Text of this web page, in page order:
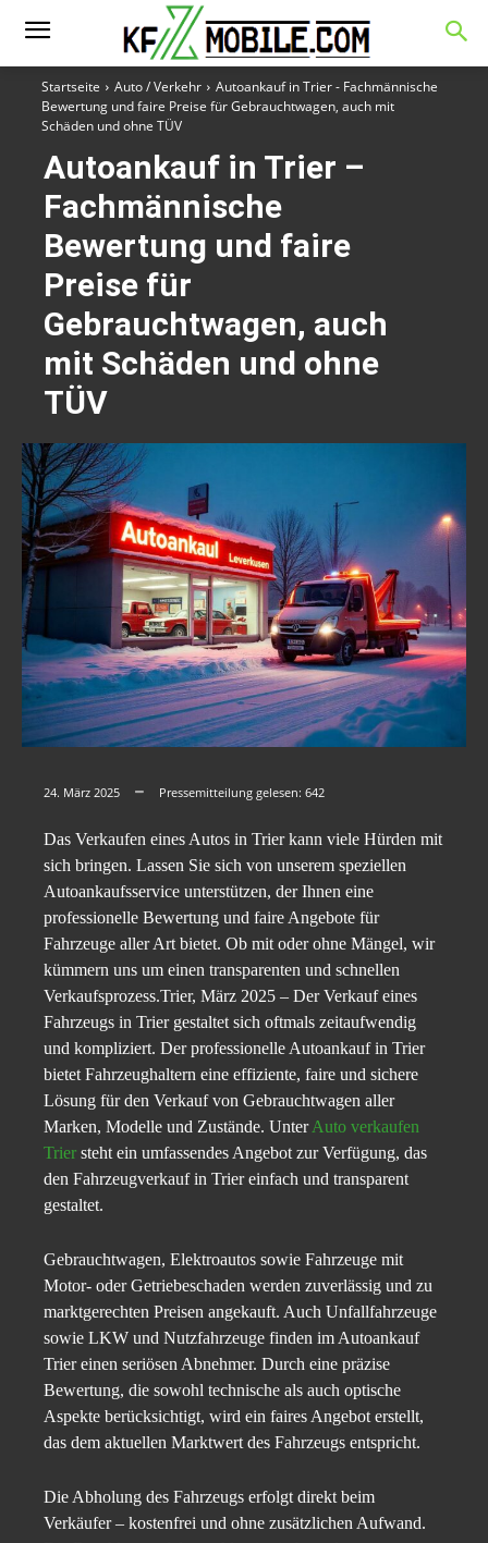
Startseite Auto / Verkehr
Autoankauf in Trier - Fachmännische
Bewertung und faire Preise für Gebrauchtwagen, auch mit
Schäden und ohne TÜV
Autoankauf in Trier –
Fachmännische
Bewertung und faire
Preise für
Gebrauchtwagen, auch
mit Schäden und ohne
TÜV
24. März 2025 Pressemitteilung gelesen: 642
Das Verkaufen eines Autos in Trier kann viele Hürden mit
sich bringen. Lassen Sie sich von unserem speziellen
Autoankaufsservice unterstützen, der Ihnen eine
professionelle Bewertung und faire Angebote für
Fahrzeuge aller Art bietet. Ob mit oder ohne Mängel, wir
kümmern uns um einen transparenten und schnellen
Verkaufsprozess.Trier, März 2025 – Der Verkauf eines
Fahrzeugs in Trier gestaltet sich oftmals zeitaufwendig
und kompliziert. Der professionelle Autoankauf in Trier
bietet Fahrzeughaltern eine effiziente, faire und sichere
Lösung für den Verkauf von Gebrauchtwagen aller
Marken, Modelle und Zustände. UnterAuto verkaufen
Trier steht ein umfassendes Angebot zur Verfügung, das
den Fahrzeugverkauf in Trier einfach und transparent
gestaltet.
Gebrauchtwagen, Elektroautos sowie Fahrzeuge mit
Motor- oder Getriebeschaden werden zuverlässig und zu
marktgerechten Preisen angekauft. Auch Unfallfahrzeuge
sowie LKW und Nutzfahrzeuge finden im Autoankauf
Trier einen seriösen Abnehmer. Durch eine präzise
Bewertung, die sowohl technische als auch optische
Aspekte berücksichtigt, wird ein faires Angebot erstellt,
das dem aktuellen Marktwert des Fahrzeugs entspricht.
Die Abholung des Fahrzeugs erfolgt direkt beim
Verkäufer – kostenfrei und ohne zusätzlichen Aufwand.